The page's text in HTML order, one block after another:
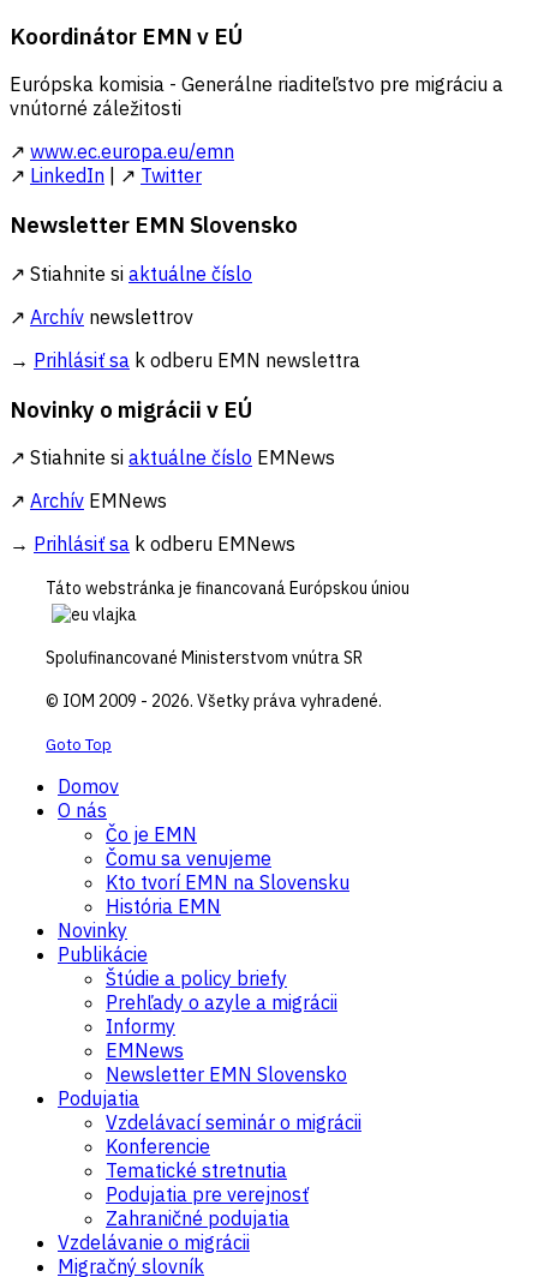
Koordinátor EMN v EÚ
Európska komisia - Generálne riaditeľstvo pre migráciu a
vnútorné záležitosti
↗ www.ec.europa.eu/emn
↗ LinkedIn | ↗ Twitter
Newsletter EMN Slovensko
↗ Stiahnite si aktuálne číslo
↗ Archív newslettrov
→ Prihlásiť sa k odberu EMN newslettra
Novinky o migrácii v EÚ
↗ Stiahnite si aktuálne číslo EMNews
↗ Archív EMNews
→ Prihlásiť sa k odberu EMNews
Táto webstránka je financovaná Európskou úniou
Spolufinancované Ministerstvom vnútra SR
© IOM 2009 - 2026. Všetky práva vyhradené.
Goto Top
Domov
O nás
Čo je EMN
Čomu sa venujeme
Kto tvorí EMN na Slovensku
História EMN
Novinky
Publikácie
Štúdie a policy briefy
Prehľady o azyle a migrácii
Informy
EMNews
Newsletter EMN Slovensko
Podujatia
Vzdelávací seminár o migrácii
Konferencie
Tematické stretnutia
Podujatia pre verejnosť
Zahraničné podujatia
Vzdelávanie o migrácii
Migračný slovník